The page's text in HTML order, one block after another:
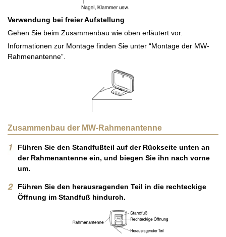
Verwendung bei freier Aufstellung
Gehen Sie beim Zusammenbau wie oben erläutert vor.
Informationen zur Montage finden Sie unter “Montage der MW-
Rahmenantenne”.
Zusammenbau der MW-Rahmenantenne
Führen Sie den Standfußteil auf der Rückseite unten an
der Rahmenantenne ein, und biegen Sie ihn nach vorne
um.
Führen Sie den herausragenden Teil in die rechteckige
Öffnung im Standfuß hindurch.